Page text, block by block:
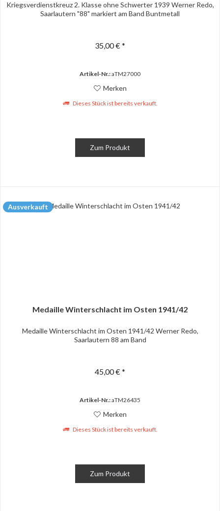
Kriegsverdienstkreuz 2. Klasse ohne Schwerter 1939 Werner Redo,
Saarlautern "88" markiert am Band Buntmetall
35,00 € *
Artikel-Nr.:aTM27000
Merken
Dieses Stück ist bereits verkauft.
Zum Produkt
Ausverkauft
Medaille Winterschlacht im Osten 1941/42
Medaille Winterschlacht im Osten 1941/42 Werner Redo,
Saarlautern 88 am Band
45,00 € *
Artikel-Nr.:aTM26435
Merken
Dieses Stück ist bereits verkauft.
Zum Produkt